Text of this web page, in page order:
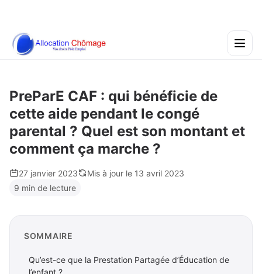
PreParE CAF : qui bénéficie de
cette aide pendant le congé
parental ? Quel est son montant et
comment ça marche ?
27 janvier 2023
Mis à jour le 13 avril 2023
9 min de lecture
SOMMAIRE
Qu’est-ce que la Prestation Partagée d’Éducation de
l’enfant ?